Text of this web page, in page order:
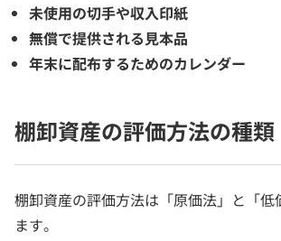
未使用の切手や収入印紙
無償で提供される見本品
年末に配布するためのカレンダー
棚卸資産の評価方法の種類
棚卸資産の評価方法は「原価法」と「低
ます。